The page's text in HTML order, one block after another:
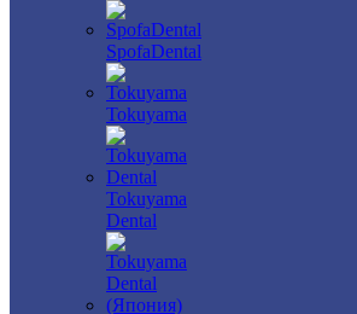
SpofaDental
Tokuyama
Tokuyama
Dental